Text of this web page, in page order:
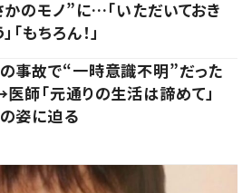
かのモノ”に…「いただいておき
「もちろん！」
事故で“一時意識不明”だった
師「元通りの生活は諦めて」
姿に迫る